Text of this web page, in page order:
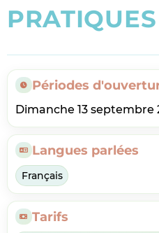
PRATIQUES
Périodes
Dimanche 13 septembre
Langues parlées
Français
Tarifs